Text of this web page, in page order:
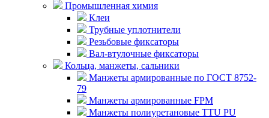
Промышленная химия
Клеи
Трубные уплотнители
Резьбовые фиксаторы
Вал-втулочные фиксаторы
Кольца, манжеты, сальники
Манжеты армированные по ГОСТ 8752-
79
Манжеты армированные FPM
Манжеты полиуретановые TTU PU